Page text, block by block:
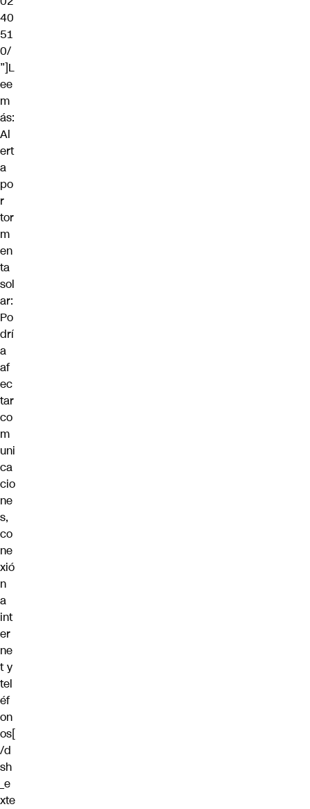
40
51
0/
”]L
ee
m
ás:
Al
ert
a
po
r
tor
m
en
ta
sol
ar:
Po
drí
a
af
ec
tar
co
m
uni
ca
cio
ne
s,
co
ne
xió
n
a
int
er
ne
t y
tel
éf
on
os[
/d
sh
_e
xte